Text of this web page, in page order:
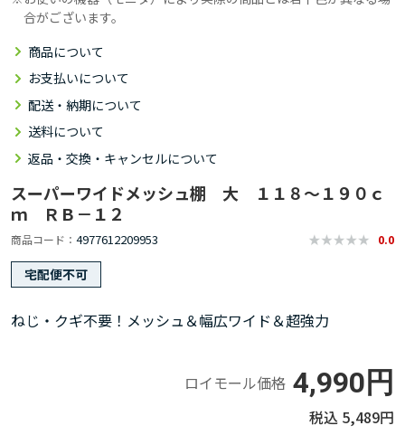
合がございます。
商品について
お支払いについて
配送・納期について
送料について
返品・交換・キャンセルについて
スーパーワイドメッシュ棚 大 １１８～１９０ｃ
ｍ ＲＢ－１２
商品コード 4977612209953 0.0
宅配便不可
ねじ・クギ不要！メッシュ＆幅広ワイド＆超強力
ロイモール価格 4,990円
5,489円